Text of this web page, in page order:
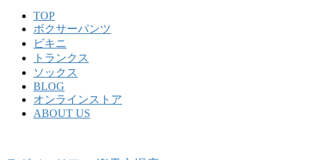
TOP
ボクサーパンツ
ビキニ
トランクス
ソックス
BLOG
オンラインストア
ABOUT US